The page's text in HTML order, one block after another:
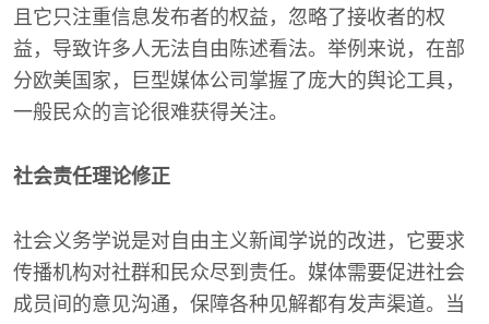
且它只注重信息发布者的权益，忽略了接收者的权
益，导致许多人无法自由陈述看法。举例来说，在部
分欧美国家，巨型媒体公司掌握了庞大的舆论工具，
一般民众的言论很难获得关注。
社会责任理论修正
社会义务学说是对自由主义新闻学说的改进，它要求
传播机构对社群和民众尽到责任。媒体需要促进社会
成员间的意见沟通，保障各种见解都有发声渠道。当